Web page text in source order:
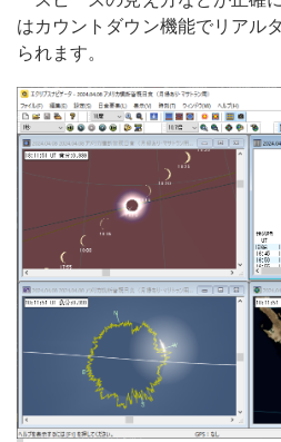
はカウントダウン機能でリアル
られます。